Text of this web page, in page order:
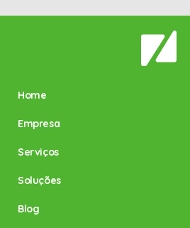
Home
Empresa
Serviços
Soluções
Blog